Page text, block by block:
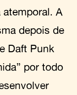
A
depois de
Daft Punk
por todo